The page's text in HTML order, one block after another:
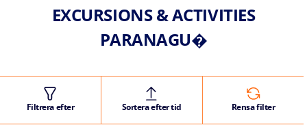
EXCURSIONS & ACTIVITIES
PARANAGU�
Filtrera efter Sortera efter tid Rensa filter